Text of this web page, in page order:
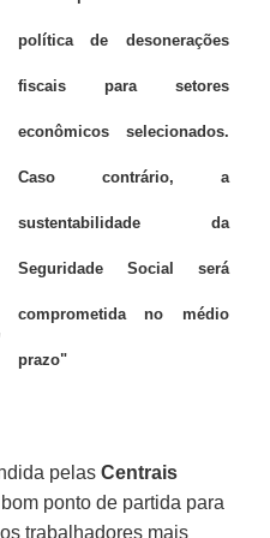
política de desonerações
fiscais para setores
econômicos selecionados.
Caso contrário, a
sustentabilidade da
Seguridade Social será
comprometida no médio
prazo"
pelasCentrais
ponto de partida para
trabalhadores mais